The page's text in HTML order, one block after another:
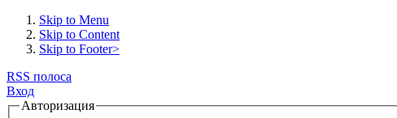
Skip to Menu
Skip to Content
Skip to Footer>
RSS полоса
Вход
Авторизация